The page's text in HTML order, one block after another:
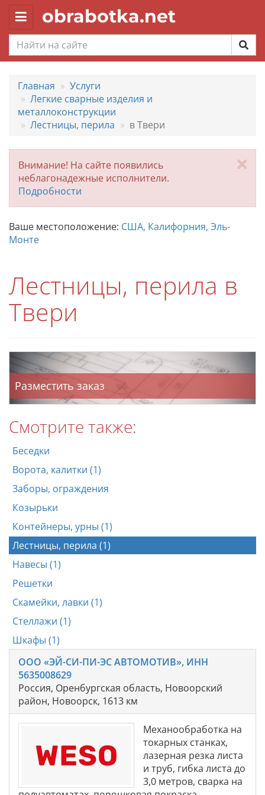
Toggle
navigation
obrabotka.net
Главная
Услуги
Легкие сварные изделия и
металлоконструкции
Лестницы, перила
в Твери
Внимание! На сайте появились
неблагонадежные исполнители.
Подробности
Ваше местоположение: США, Калифорния, Эль-
Монте
Лестницы, перила в
Твери
Разместить заказ
Смотрите также:
Беседки
Ворота, калитки (1)
Заборы, ограждения
Козырьки
Контейнеры, урны (1)
Лестницы, перила (1)
Навесы (1)
Решетки
Скамейки, лавки (1)
Стеллажи (1)
Шкафы (1)
ООО «ЭЙ-СИ-ПИ-ЭС АВТОМОТИВ», ИНН
5635008629
Россия, Оренбургская область, Новоорский
район, Новоорск, 1613 км
Механообработка на
токарных станках,
лазерная резка листа
и труб, гибка листа до
3,0 метров, сварка на